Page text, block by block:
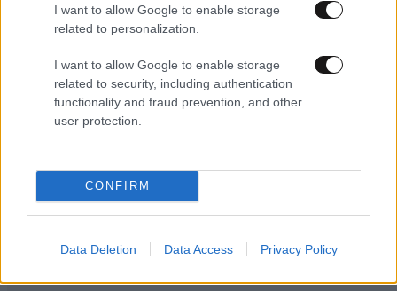
I want to allow Google to enable storage
related to personalization.
I want to allow Google to enable storage
related to security, including authentication
functionality and fraud prevention, and other
user protection.
CONFIRM
Data Deletion Data Access Privacy Policy